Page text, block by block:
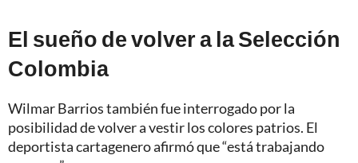
El sueño de volver a la Selección
Colombia
Wilmar Barrios también fue interrogado por la
posibilidad de volver a vestir los colores patrios. El
deportista cartagenero afirmó que “está trabajando